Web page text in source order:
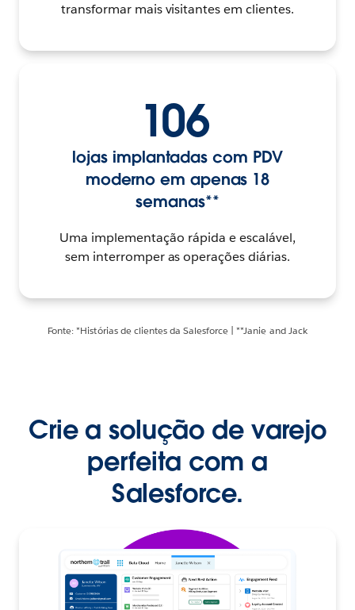
transformar mais visitantes em clientes.
106
lojas implantadas com PDV
moderno em apenas 18
semanas**
Uma implementação rápida e escalável,
sem interromper as operações diárias.
Fonte: *Histórias de clientes da Salesforce | **Janie and Jack
Crie a solução de varejo
perfeita com a
Salesforce.